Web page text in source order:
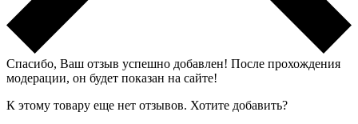
Спасибо, Ваш отзыв успешно добавлен! После прохождения
модерации, он будет показан на сайте!
К этому товару еще нет отзывов. Хотите добавить?